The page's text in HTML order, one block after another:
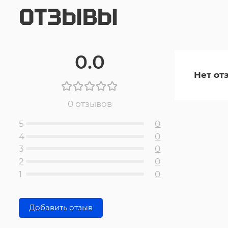
ОТЗЫВЫ
0.0
0 отзывов
5
0
4
0
3
0
2
0
1
0
Добавить отзыв
Нет